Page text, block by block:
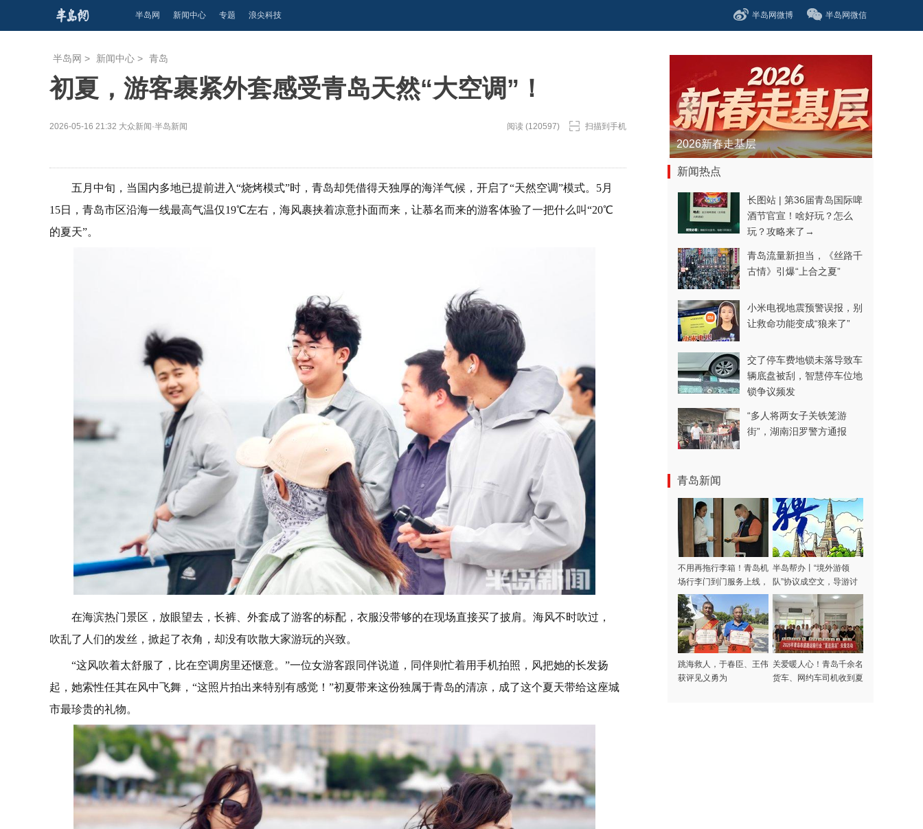
半岛网 新闻中心 专题 浪尖科技 半岛网微博 半岛网微信
半岛网 > 新闻中心 > 青岛
初夏，游客裹紧外套感受青岛天然“大空调”！
2026-05-16 21:32 大众新闻·半岛新闻 阅读 (120597) 扫描到手机
五月中旬，当国内多地已提前进入“烧烤模式”时，青岛却凭借得天独厚的海洋气候，开启了“天然空调”模式。5月
15日，青岛市区沿海一线最高气温仅19℃左右，海风裹挟着凉意扑面而来，让慕名而来的游客体验了一把什么叫“20℃
的夏天”。
在海滨热门景区，放眼望去，长裤、外套成了游客的标配，衣服没带够的在现场直接买了披肩。海风不时吹过，
吹乱了人们的发丝，掀起了衣角，却没有吹散大家游玩的兴致。
“这风吹着太舒服了，比在空调房里还惬意。”一位女游客跟同伴说道，同伴则忙着用手机拍照，风把她的长发扬
起，她索性任其在风中飞舞，“这照片拍出来特别有感觉！”初夏带来这份独属于青岛的清凉，成了这个夏天带给这座城
市最珍贵的礼物。
青春逐梦正当时——聚焦2026年中...
新闻热点
长图站 | 第36届青岛国际啤
酒节官宣！啥好玩？怎么
玩？攻略来了→
青岛流量新担当，《丝路千
古情》引爆“上合之夏”
小米电视地震预警误报，别
让救命功能变成“狼来了”
交了停车费地锁未落导致车
辆底盘被刮，智慧停车位地
锁争议频发
“多人将两女子关铁笼游
街”，湖南汨罗警方通报
青岛新闻
不用再拖行李箱！青岛机
场行李门到门服务上线，
涵盖31家航司，青岛潍
坊多区市可用
半岛帮办丨“境外游领
队”协议成空文，导游讨
费多日不成！记者采访当
天，款项连夜退回
跳海救人，于春臣、王伟
获评见义勇为
关爱暖人心！青岛千余名
货车、网约车司机收到夏